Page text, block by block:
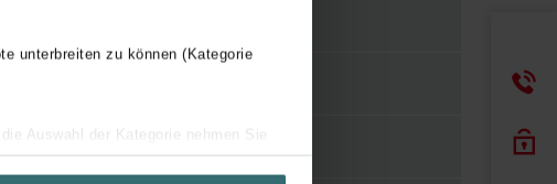
unterbreiten zu können (Kategorie
Auswahl der Kategorie nehmen Sie